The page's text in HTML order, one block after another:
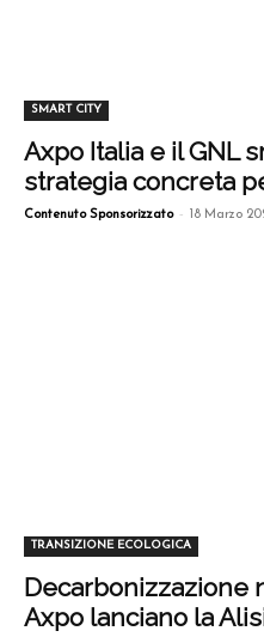
SMART CITY
Axpo Italia e il GNL
strategia concreta
Contenuto Sponsorizzato - 18 Marzo
TRANSIZIONE ECOLOGICA
Decarbonizzazione
Axpo lanciano la